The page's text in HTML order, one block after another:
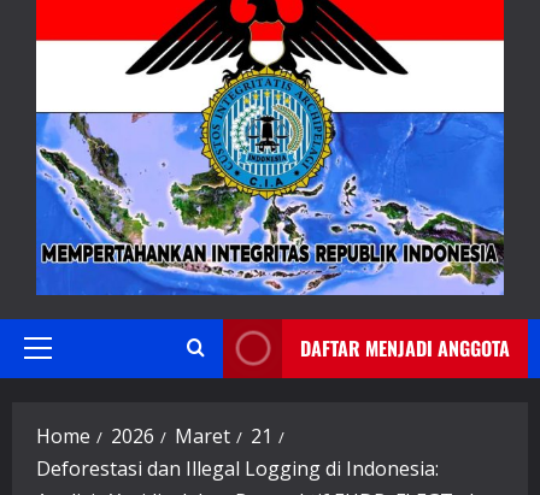
Primary
DAFTAR MENJADI ANGGOTA
Home 2026 Maret
21
Deforestasi dan Illegal Logging di Indonesia: